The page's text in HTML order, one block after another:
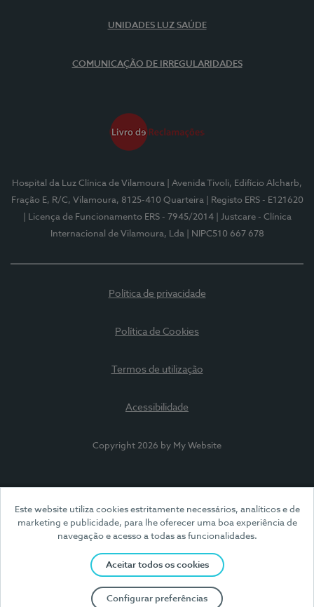
Este website utiliza cookies estritamente necessários, analíticos e de
marketing e publicidade, para lhe oferecer uma boa experiência de
navegação e acesso a todas as funcionalidades.
Aceitar todos os cookies
Configurar preferências
UNIDADES LUZ SAÚDE
COMUNICAÇÃO DE IRREGULARIDADES
Hospital da Luz Clínica de Vilamoura
| Avenida Tivoli, Edifício Alcharb,
Fração E, R/C, Vilamoura, 8125-410 Quarteira
| Registo ERS - E121620
| Licença de Funcionamento ERS - 7945/2014
| Justcare - Clínica
Internacional de Vilamoura, Lda
| NIPC510 667 678
Política de privacidade
Política de Cookies
Termos de utilização
Acessibilidade
Copyright 2026 by My Website